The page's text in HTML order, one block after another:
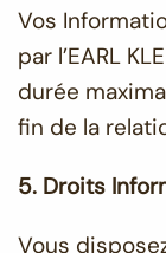
Vos
par l’EARL
durée
fin de la
5. Droits
Vous